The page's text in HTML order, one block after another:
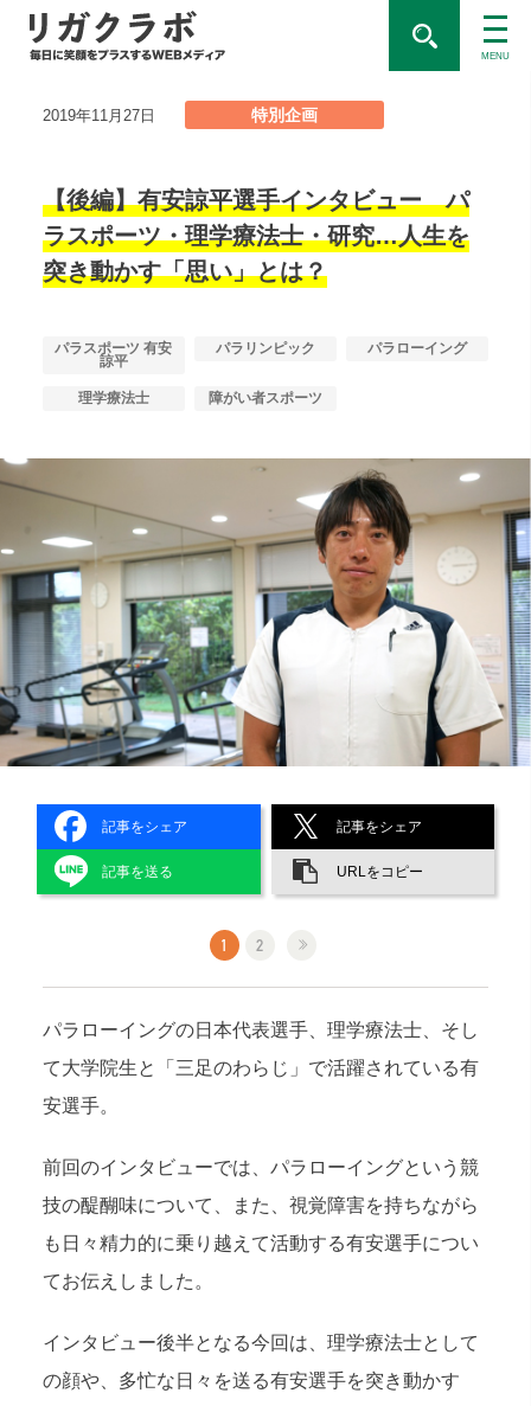
MENU
2019年11月27日 特別企画
【後編】有安諒平選手インタビュー パ
ラスポーツ・理学療法士・研究…人生を
突き動かす「思い」とは？
パラスポーツ 有安
諒平
パラリンピック パラローイング
理学療法士 障がい者スポーツ
記事をシェア 記事をシェア
記事を送る URLをコピー
1 2
パラローイングの日本代表選手、理学療法士、そし
て大学院生と「三足のわらじ」で活躍されている有
安選手。
前回のインタビューでは、パラローイングという競
技の醍醐味について、また、視覚障害を持ちながら
も日々精力的に乗り越えて活動する有安選手につい
てお伝えしました。
インタビュー後半となる今回は、理学療法士として
の顔や、多忙な日々を送る有安選手を突き動かす